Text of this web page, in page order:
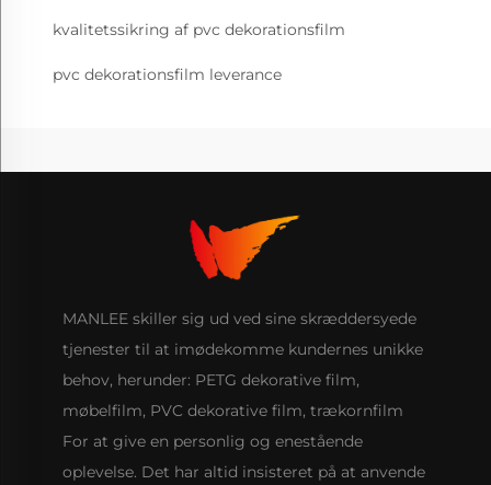
kvalitetssikring af pvc dekorationsfilm
pvc dekorationsfilm leverance
MANLEE skiller sig ud ved sine skræddersyede
tjenester til at imødekomme kundernes unikke
behov, herunder: PETG dekorative film,
møbelfilm, PVC dekorative film, trækornfilm
For at give en personlig og enestående
oplevelse. Det har altid insisteret på at anvende